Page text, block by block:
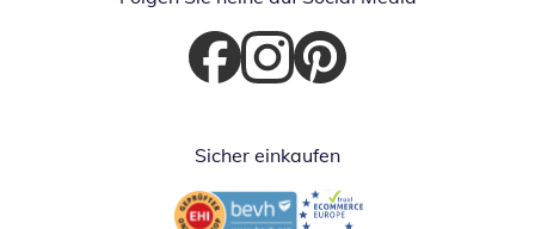
Öffnet in neuem Fenster
Öffnet in neuem Fenster
Öffnet in neuem Fenster
Sicher einkaufen